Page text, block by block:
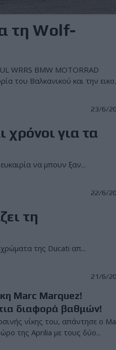
τη Wolf-
WRRS BMW MOTORRAD
του Βαλκανικού και την
23/6/
για τα
να μπουν ξαν...
22/6/
τη
της Ducati απ...
21/6/
Marc Marquez!
διαφορά βαθμών!
νίκης του, απάντησε ο
της Aprilia με τους δύο...